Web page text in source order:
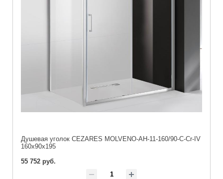
Душевая уголок CEZARES MOLVENO-AH-11-160/90-C-Cr-IV
160x90x195
55 752 руб.